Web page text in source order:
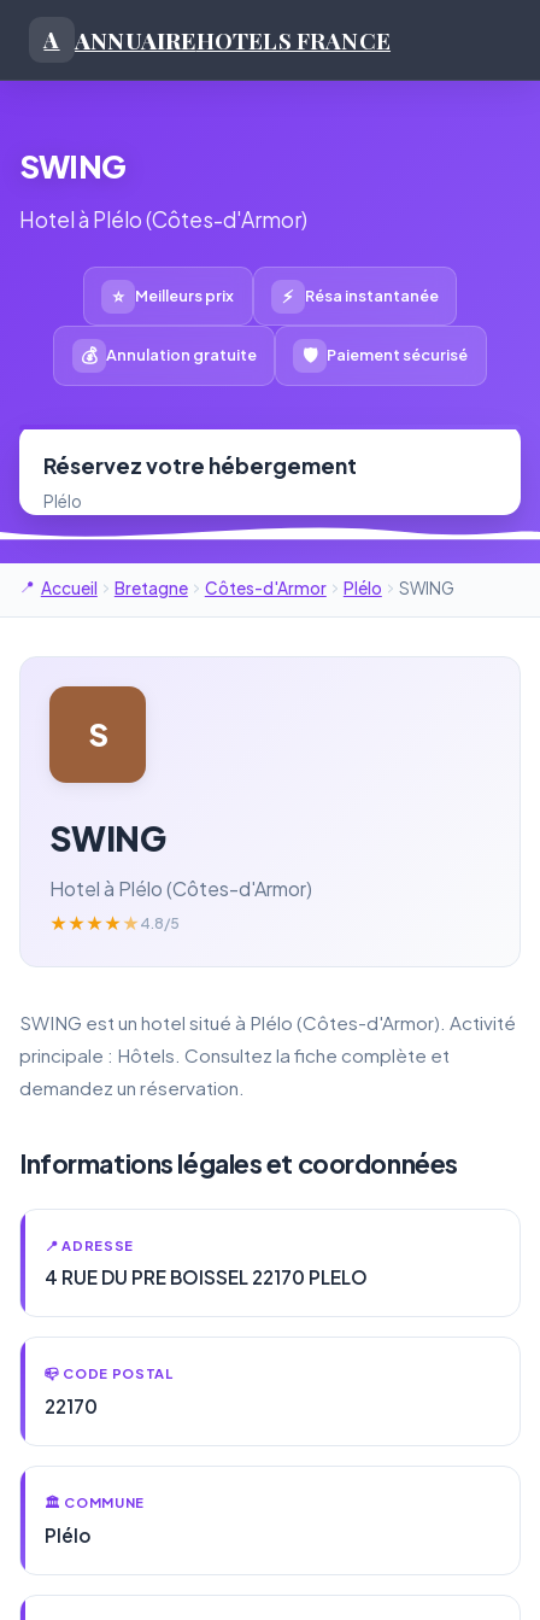
A ANNUAIREHOTELS FRANCE
SWING
Hotel à Plélo (Côtes-d'Armor)
⭐ Meilleurs prix ⚡ Résa instantanée
💰 Annulation gratuite 🛡 Paiement sécurisé
Réservez votre hébergement
Plélo
Accueil Bretagne Côtes-d'Armor Plélo SWING
S
SWING
Hotel à Plélo (Côtes-d'Armor)
★★★★★ 4.8/5
SWING est un hotel situé à Plélo (Côtes-d'Armor). Activité
principale : Hôtels. Consultez la fiche complète et
demandez un réservation.
Informations légales et coordonnées
📍 ADRESSE
4 RUE DU PRE BOISSEL 22170 PLELO
📪 CODE POSTAL
22170
🏛️ COMMUNE
Plélo